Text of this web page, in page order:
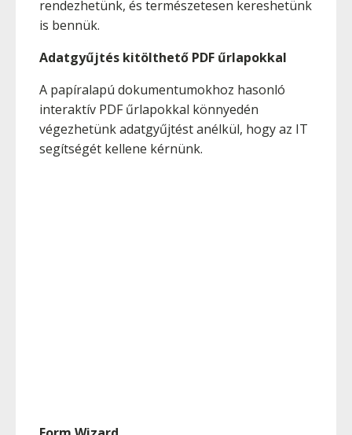
rendezhetünk, és természetesen kereshetünk
is bennük.
Adatgyűjtés kitölthető PDF űrlapokkal
A papíralapú dokumentumokhoz hasonló
interaktív PDF űrlapokkal könnyedén
végezhetünk adatgyűjtést anélkül, hogy az IT
segítségét kellene kérnünk.